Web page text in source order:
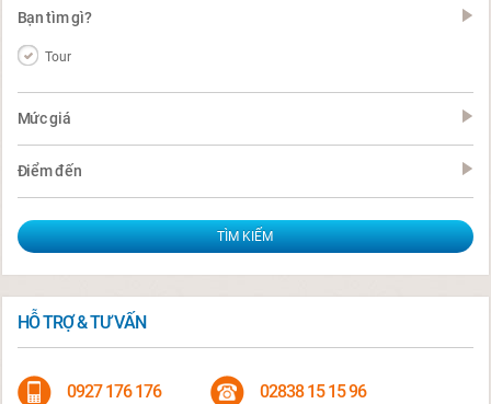
Bạn tìm gì?
Tour
Mức giá
Điểm đến
HỖ TRỢ & TƯ VẤN
0927 176 176 02838 15 15 96